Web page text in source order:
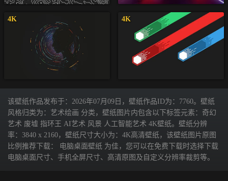
4K 4K
该壁纸作品发布于：2026年07月09日，壁纸作品ID为：7760。壁纸
风格归类为：艺术绘画 分类，壁纸图片内包含以下标签元素：奇幻
艺术 废墟 指环王 AI艺术 风景 人工智能艺术 4K壁纸。壁纸分辨
率：3840 x 2160，壁纸尺寸大小为：4K高清壁纸，该壁纸图片原图
比例推荐下载： 电脑桌面壁纸 为佳，您可以在免费下载时选择下载
电脑桌面尺寸、手机全屏尺寸、高清原图及自定义分辨率裁剪等。